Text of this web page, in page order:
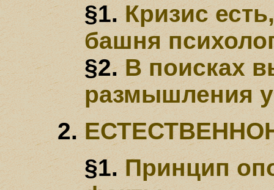
§1.Кризис
башня
§2.В поисках
размышления у
§1.Принцип